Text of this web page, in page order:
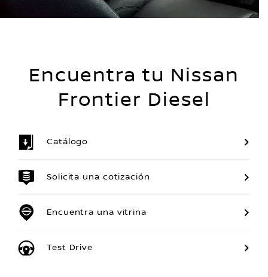
Encuentra tu Nissan
Frontier Diesel
Catálogo
Solicita una cotización
Encuentra una vitrina
Test Drive